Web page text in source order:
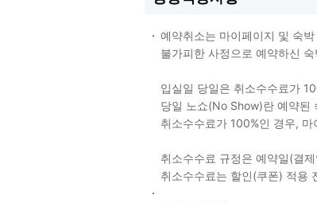
예약취소는 마이페이지 및 숙
불가피한 사정으로 예약하신
입실일 당일은 취소수수료가
당일 노쇼(No Show)란 예약된
취소수수료가 100%인 경우,
취소수수료 규정은 예약일(결
취소수수료는 할인(쿠폰) 적용